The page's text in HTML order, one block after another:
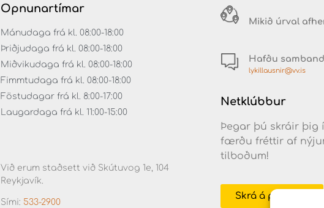
Opnunartímar
Mánudaga frá kl. 08:00-18:00
Þriðjudaga frá kl. 08:00-18:00
Miðvikudaga frá kl. 08:00-18:00
Fimmtudaga frá kl. 08:00-18:00
Föstudagar frá kl. 8:00-17:00
Laugardaga frá kl. 11:00-15:00
Við erum staðsett við Skútuvog 1e, 104
Reykjavík.
Sími: 533-2900
Mikið úrval
Hafðu samband
lykillausnir@vv.is
Netklúbbur
Þegar þú skráir þig
færðu fréttir af
tilboðum!
Skrá á póstlista